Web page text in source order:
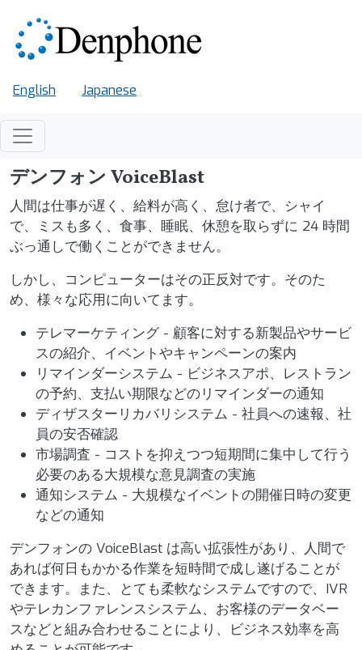
English Japanese
デンフォン VoiceBlast
人間は仕事が遅く、給料が高く、怠け者で、シャイ
で、ミスも多く、食事、睡眠、休憩を取らずに 24 時間
ぶっ通しで働くことができません。
しかし、コンピューターはその正反対です。そのた
め、様々な応用に向いてます。
テレマーケティング - 顧客に対する新製品やサービ
スの紹介、イベントやキャンペーンの案内
リマインダーシステム - ビジネスアポ、レストラン
の予約、支払い期限などのリマインダーの通知
ディザスターリカバリシステム - 社員への速報、社
員の安否確認
市場調査 - コストを抑えつつ短期間に集中して行う
必要のある大規模な意見調査の実施
通知システム - 大規模なイベントの開催日時の変更
などの通知
デンフォンの VoiceBlast は高い拡張性があり、人間で
あれば何日もかかる作業を短時間で成し遂げることが
できます。また、とても柔軟なシステムですので、IVR
やテレカンファレンスシステム、お客様のデータベー
スなどと組み合わせることにより、ビジネス効率を高